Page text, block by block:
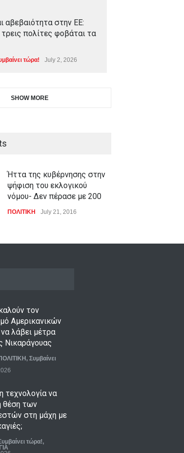
αβεβαιότητα στην ΕΕ:
πολίτες φοβάται τα
τώρα! July 2, 2026
SHOW MORE
Ήττα της κυβέρνησης στην
ψήφιση του εκλογικού
νόμου- Δεν πέρασε με 200
ΠΟΛΙΤΙΚΗ July 21, 2016
τον
Αμερικανικών
λάβει μέτρα
Νικαράγουας
, Συμβαίνει
τεχνολογία να
θέση των
στη μάχη με
τώρα!,